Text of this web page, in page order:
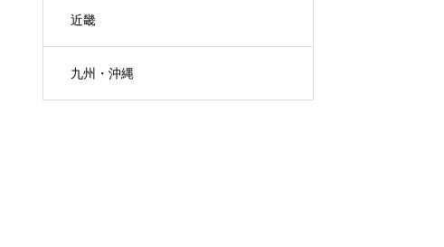
近畿
九州・沖縄